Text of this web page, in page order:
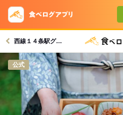
西線１４条駅グルメへ
公式